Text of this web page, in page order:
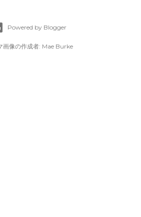
Powered by Blogger
画像の作成者: Mae Burke